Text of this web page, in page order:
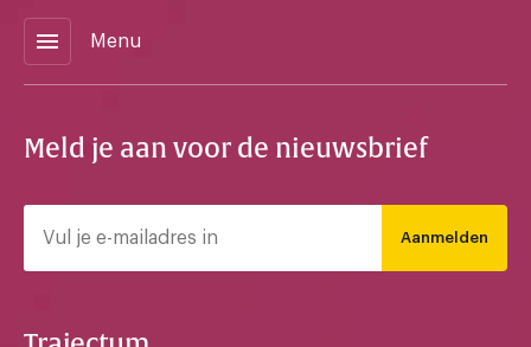
menu Menu
Meld je aan voor de nieuwsbrief
Aanmelden